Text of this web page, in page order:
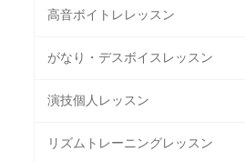
高音ボイトレレッスン
がなり・デスボイスレッスン
演技個人レッスン
リズムトレーニングレッスン